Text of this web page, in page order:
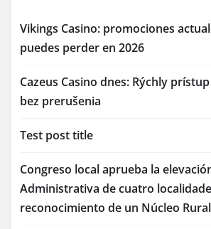
Vikings Casino: promociones
puedes perder en 2026
Cazeus Casino dnes: Rýchly
bez prerušenia
Test post title
Congreso local aprueba la
Administrativa de cuatro
reconocimiento de un Núcleo Rural